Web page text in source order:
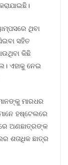
ଥିବା
ସହିତ
କିଛି
ଏହାକୁ ନେଇ
ମାରଧର
ହଷ୍ଟେଲରେ
ଅଣଛାତ୍ରଙ୍କ
ଶତାଧିକ ଛାତ୍ର